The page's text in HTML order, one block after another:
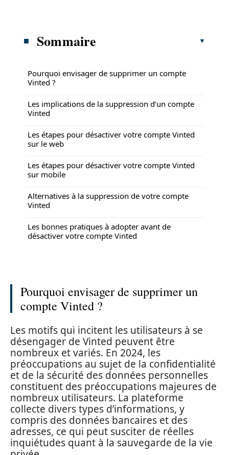
Sommaire
Pourquoi envisager de supprimer un compte
Vinted ?
Les implications de la suppression d’un compte
Vinted
Les étapes pour désactiver votre compte Vinted
sur le web
Les étapes pour désactiver votre compte Vinted
sur mobile
Alternatives à la suppression de votre compte
Vinted
Les bonnes pratiques à adopter avant de
désactiver votre compte Vinted
Pourquoi envisager de supprimer un
compte Vinted ?
Les motifs qui incitent les utilisateurs à se
désengager de Vinted peuvent être
nombreux et variés. En 2024, les
préoccupations au sujet de la confidentialité
et de la sécurité des données personnelles
constituent des préoccupations majeures de
nombreux utilisateurs. La plateforme
collecte divers types d’informations, y
compris des données bancaires et des
adresses, ce qui peut susciter de réelles
inquiétudes quant à la sauvegarde de la vie